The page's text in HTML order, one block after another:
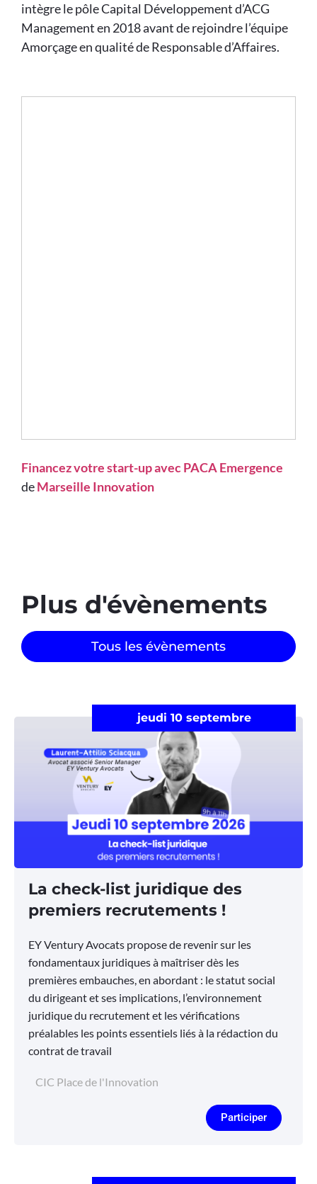
intègre le pôle Capital Développement d’ACG
Management en 2018 avant de rejoindre l’équipe
Amorçage en qualité de Responsable d’Affaires.
Financez votre start-up avec PACA Emergence
deMarseille Innovation
Plus d'évènements​
Tous les évènements
jeudi 10 septembre
La check-list juridique des
premiers recrutements !
EY Ventury Avocats propose de revenir sur les
fondamentaux juridiques à maîtriser dès les
premières embauches, en abordant : le statut social
du dirigeant et ses implications, l’environnement
juridique du recrutement et les vérifications
préalables les points essentiels liés à la rédaction du
contrat de travail
CIC Place de l'Innovation
Participer